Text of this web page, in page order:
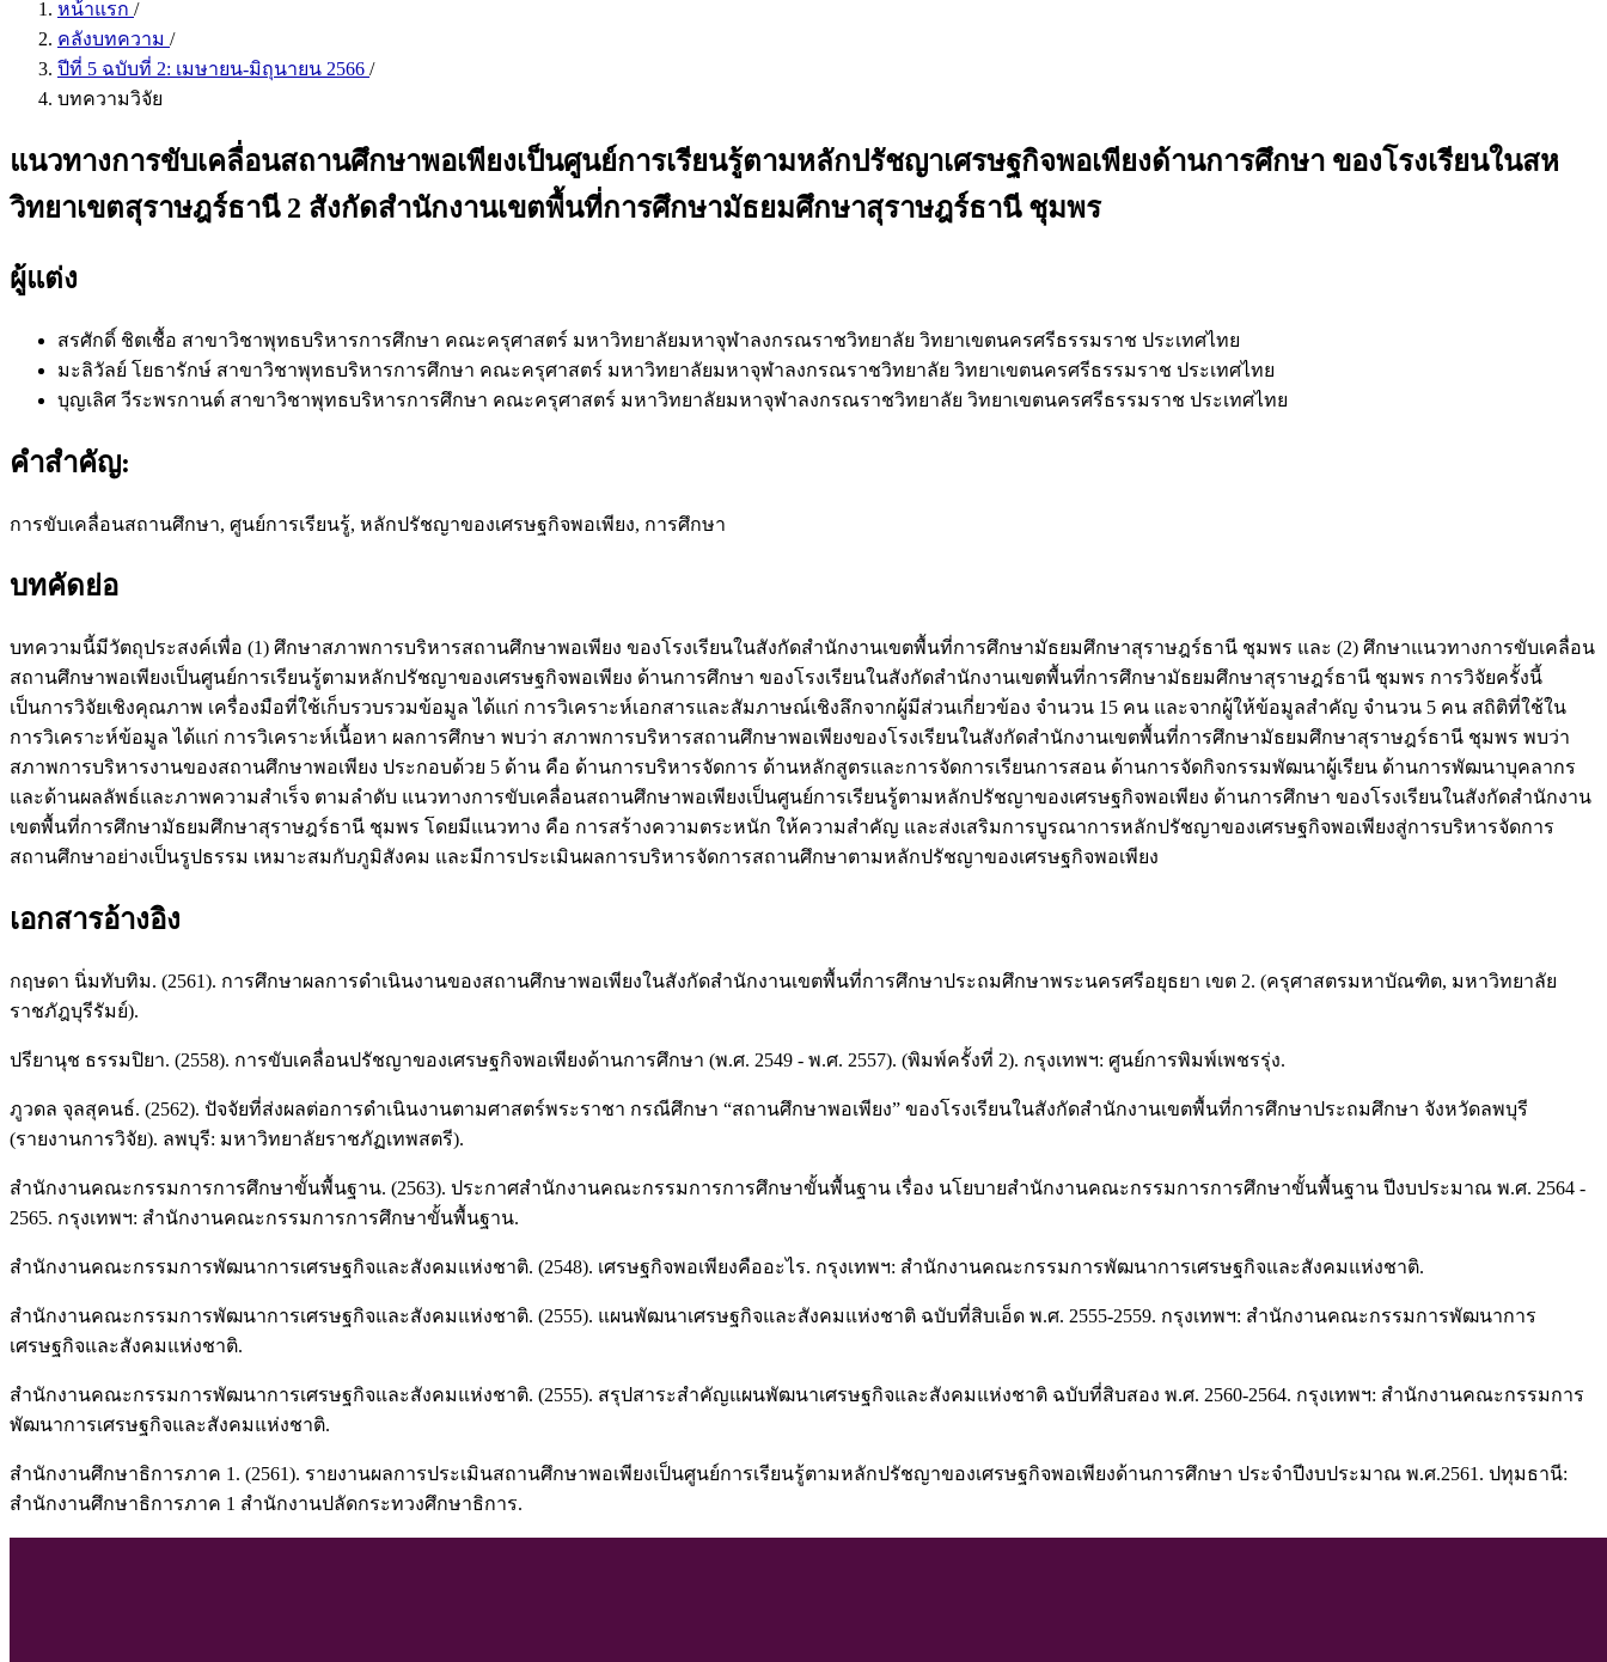
หน้าแรก /
คลังบทความ /
ปีที่ 5 ฉบับที่ 2: เมษายน-มิถุนายน 2566 /
บทความวิจัย
แนวทางการขับเคลื่อนสถานศึกษาพอเพียงเป็นศูนย์การเรียนรู้ตามหลักปรัชญาเศรษฐกิจพอเพียงด้านการศึกษา ของโรงเรียนในสห
วิทยาเขตสุราษฎร์ธานี 2 สังกัดสำนักงานเขตพื้นที่การศึกษามัธยมศึกษาสุราษฎร์ธานี ชุมพร
ผู้แต่ง
สรศักดิ์ ชิตเชื้อ สาขาวิชาพุทธบริหารการศึกษา คณะครุศาสตร์ มหาวิทยาลัยมหาจุฬาลงกรณราชวิทยาลัย วิทยาเขตนครศรีธรรมราช ประเทศไทย
มะลิวัลย์ โยธารักษ์ สาขาวิชาพุทธบริหารการศึกษา คณะครุศาสตร์ มหาวิทยาลัยมหาจุฬาลงกรณราชวิทยาลัย วิทยาเขตนครศรีธรรมราช ประเทศไทย
บุญเลิศ วีระพรกานต์ สาขาวิชาพุทธบริหารการศึกษา คณะครุศาสตร์ มหาวิทยาลัยมหาจุฬาลงกรณราชวิทยาลัย วิทยาเขตนครศรีธรรมราช ประเทศไทย
คำสำคัญ:
การขับเคลื่อนสถานศึกษา, ศูนย์การเรียนรู้, หลักปรัชญาของเศรษฐกิจพอเพียง, การศึกษา
บทคัดย่อ
บทความนี้มีวัตถุประสงค์เพื่อ (1) ศึกษาสภาพการบริหารสถานศึกษาพอเพียง ของโรงเรียนในสังกัดสำนักงานเขตพื้นที่การศึกษามัธยมศึกษาสุราษฎร์ธานี ชุมพร และ (2) ศึกษาแนวทางการขับเคลื่อน
สถานศึกษาพอเพียงเป็นศูนย์การเรียนรู้ตามหลักปรัชญาของเศรษฐกิจพอเพียง ด้านการศึกษา ของโรงเรียนในสังกัดสำนักงานเขตพื้นที่การศึกษามัธยมศึกษาสุราษฎร์ธานี ชุมพร การวิจัยครั้งนี้
เป็นการวิจัยเชิงคุณภาพ เครื่องมือที่ใช้เก็บรวบรวมข้อมูล ได้แก่ การวิเคราะห์เอกสารและสัมภาษณ์เชิงลึกจากผู้มีส่วนเกี่ยวข้อง จำนวน 15 คน และจากผู้ให้ข้อมูลสำคัญ จำนวน 5 คน สถิติที่ใช้ใน
การวิเคราะห์ข้อมูล ได้แก่ การวิเคราะห์เนื้อหา ผลการศึกษา พบว่า สภาพการบริหารสถานศึกษาพอเพียงของโรงเรียนในสังกัดสำนักงานเขตพื้นที่การศึกษามัธยมศึกษาสุราษฎร์ธานี ชุมพร พบว่า
สภาพการบริหารงานของสถานศึกษาพอเพียง ประกอบด้วย 5 ด้าน คือ ด้านการบริหารจัดการ ด้านหลักสูตรและการจัดการเรียนการสอน ด้านการจัดกิจกรรมพัฒนาผู้เรียน ด้านการพัฒนาบุคลากร
และด้านผลลัพธ์และภาพความสำเร็จ ตามลำดับ แนวทางการขับเคลื่อนสถานศึกษาพอเพียงเป็นศูนย์การเรียนรู้ตามหลักปรัชญาของเศรษฐกิจพอเพียง ด้านการศึกษา ของโรงเรียนในสังกัดสำนักงาน
เขตพื้นที่การศึกษามัธยมศึกษาสุราษฎร์ธานี ชุมพร โดยมีแนวทาง คือ การสร้างความตระหนัก ให้ความสำคัญ และส่งเสริมการบูรณาการหลักปรัชญาของเศรษฐกิจพอเพียงสู่การบริหารจัดการ
สถานศึกษาอย่างเป็นรูปธรรม เหมาะสมกับภูมิสังคม และมีการประเมินผลการบริหารจัดการสถานศึกษาตามหลักปรัชญาของเศรษฐกิจพอเพียง
เอกสารอ้างอิง
กฤษดา นิ่มทับทิม. (2561). การศึกษาผลการดำเนินงานของสถานศึกษาพอเพียงในสังกัดสำนักงานเขตพื้นที่การศึกษาประถมศึกษาพระนครศรีอยุธยา เขต 2. (ครุศาสตรมหาบัณฑิต, มหาวิทยาลัย
ราชภัฎบุรีรัมย์).
ปรียานุช ธรรมปิยา. (2558). การขับเคลื่อนปรัชญาของเศรษฐกิจพอเพียงด้านการศึกษา (พ.ศ. 2549 - พ.ศ. 2557). (พิมพ์ครั้งที่ 2). กรุงเทพฯ: ศูนย์การพิมพ์เพชรรุ่ง.
ภูวดล จุลสุคนธ์. (2562). ปัจจัยที่ส่งผลต่อการดำเนินงานตามศาสตร์พระราชา กรณีศึกษา “สถานศึกษาพอเพียง” ของโรงเรียนในสังกัดสำนักงานเขตพื้นที่การศึกษาประถมศึกษา จังหวัดลพบุรี
(รายงานการวิจัย). ลพบุรี: มหาวิทยาลัยราชภัฏเทพสตรี).
สำนักงานคณะกรรมการการศึกษาขั้นพื้นฐาน. (2563). ประกาศสำนักงานคณะกรรมการการศึกษาขั้นพื้นฐาน เรื่อง นโยบายสำนักงานคณะกรรมการการศึกษาขั้นพื้นฐาน ปีงบประมาณ พ.ศ. 2564 -
2565. กรุงเทพฯ: สำนักงานคณะกรรมการการศึกษาขั้นพื้นฐาน.
สำนักงานคณะกรรมการพัฒนาการเศรษฐกิจและสังคมแห่งชาติ. (2548). เศรษฐกิจพอเพียงคืออะไร. กรุงเทพฯ: สำนักงานคณะกรรมการพัฒนาการเศรษฐกิจและสังคมแห่งชาติ.
สำนักงานคณะกรรมการพัฒนาการเศรษฐกิจและสังคมแห่งชาติ. (2555). แผนพัฒนาเศรษฐกิจและสังคมแห่งชาติ ฉบับที่สิบเอ็ด พ.ศ. 2555-2559. กรุงเทพฯ: สำนักงานคณะกรรมการพัฒนาการ
เศรษฐกิจและสังคมแห่งชาติ.
สำนักงานคณะกรรมการพัฒนาการเศรษฐกิจและสังคมแห่งชาติ. (2555). สรุปสาระสำคัญแผนพัฒนาเศรษฐกิจและสังคมแห่งชาติ ฉบับที่สิบสอง พ.ศ. 2560-2564. กรุงเทพฯ: สำนักงานคณะกรรมการ
พัฒนาการเศรษฐกิจและสังคมแห่งชาติ.
สำนักงานศึกษาธิการภาค 1. (2561). รายงานผลการประเมินสถานศึกษาพอเพียงเป็นศูนย์การเรียนรู้ตามหลักปรัชญาของเศรษฐกิจพอเพียงด้านการศึกษา ประจำปีงบประมาณ พ.ศ.2561. ปทุมธานี:
สำนักงานศึกษาธิการภาค 1 สำนักงานปลัดกระทวงศึกษาธิการ.